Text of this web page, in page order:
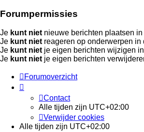
Forumpermissies
Je kunt niet nieuwe berichten plaatsen in
Je kunt niet reageren op onderwerpen in
Je kunt niet je eigen berichten wijzigen
Je kunt niet je eigen berichten
Forumoverzicht
Contact
Alle tijden zijn UTC+02:00
Verwijder cookies
Alle tijden zijn UTC+02:00